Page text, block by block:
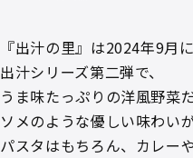
『出汁の里』は2024年9月
出汁シリーズ第二弾で、
うま味たっぷりの洋風野菜
ソメのような優しい味わい
パスタはもちろん、カレー